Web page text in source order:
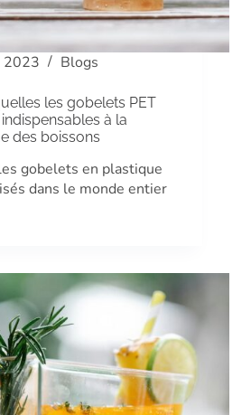
2023 Blogs
les gobelets PET
à la
des boissons
gobelets en plastique
dans le monde entier